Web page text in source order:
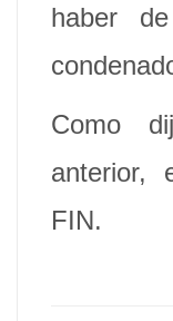
haber
Como
anterior,
FIN.